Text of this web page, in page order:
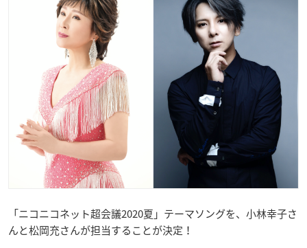
「ニコニコネット超会議2020夏」テーマソングを、小林幸子さ
んと松岡充さんが担当することが決定！